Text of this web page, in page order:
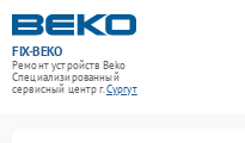
FIX-BEKO
Ремонт устройств Beko
Специализированный
cервисный центр г.Сургут